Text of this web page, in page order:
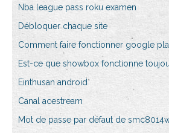
Nba league pass roku examen
Débloquer chaque site
Comment faire fonctionner google
Est-ce que showbox fonctionne
Einthusan android
Canal acestream
Mot de passe par défaut de